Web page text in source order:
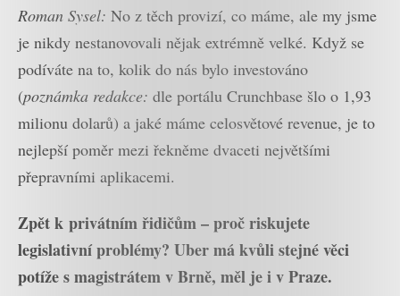
Roman Sysel: No z těch provizí, co máme, ale my jsme
je nikdy nestanovovali nějak extrémně velké. Když se
podíváte na to, kolik do nás bylo investováno
(poznámka redakce: dle portálu Crunchbase šlo o 1,93
milionu dolarů) a jaké máme celosvětové revenue, je to
nejlepší poměr mezi řekněme dvaceti největšími
přepravními aplikacemi.
Zpět k privátním řidičům – proč riskujete
legislativní problémy? Uber má kvůli stejné věci
potíže s magistrátem v Brně, měl je i v Praze.